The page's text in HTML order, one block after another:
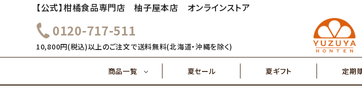
【公式】柑橘食品専門店 柚子屋本店 オンラインストア
0120-717-511
10,800円(税込)以上のご注文で送料無料(北海道・沖縄を除く)
商品一覧 夏セール 夏ギフト 定期
健康飲料
搾り果汁100％
～1,000円
5,000円～